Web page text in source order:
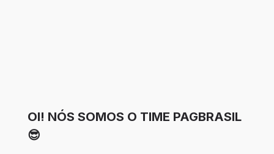
OI! NÓS SOMOS O TIME PAGBRASIL
😎